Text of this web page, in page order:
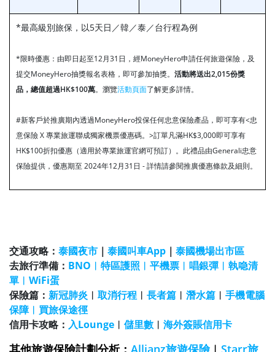
*最高級別旅保，以5天日／韓／泰／台行程為例
*限時優惠：由即日起至12月31日，經MoneyHero申請任何旅遊保險，及
提交MoneyHero抽獎報名表格，即可參加抽獎。 活動將送出2,015份獎
品，總值超過HK$100萬。瀏覽活動頁面了解更多詳情。
#新客戶於推廣期內透過MoneyHero投保任何忠意保險產品，即可享有<忠
意保險 X 專業旅運聯成獨家機票優惠碼。>訂單凡滿HK$3,000即可享有
HK$100折扣優惠（適用於專業旅運官網可預訂）。此禮品由Generali忠意
保險提供，優惠期至 2024年12月31日 - 詳情請參閱推廣優惠條款及細則。
交通攻略： 泰國夜市 ｜ 泰國叫車App ｜ 泰國機場出市區
去旅行準備： BNO ︱ 特區護照 ︱ 平機票 ︱ 唱銀彈 ︱ 執喼清
單 ︱ WiFi蛋
保險篇： 新冠肺炎 ︱ 取消行程 ︱ 長者篇 ︱ 潛水篇 ︱ 手機電腦
保障︱ 買旅保途徑
信用卡攻略： 入Lounge ︱ 儲里數 ︱ 海外簽賬信用卡
其他旅遊保險計劃分析： Allianz旅遊保險︱ Starr旅